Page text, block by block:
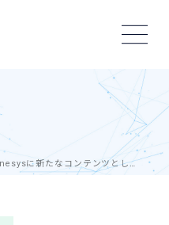
に新たなコンテンツとして「アクアリウム」を追加しました。